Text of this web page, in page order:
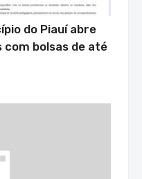
do Piauí abre
bolsas de até